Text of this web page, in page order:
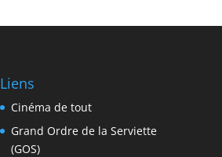
Liens
Cinéma de tout
Grand Ordre de la Serviette
(GOS)